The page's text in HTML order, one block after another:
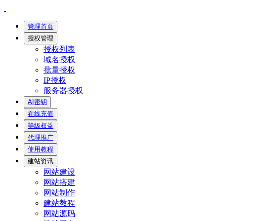
管理首页
授权管理
授权列表
域名授权
批量授权
IP授权
服务器授权
AI密钥
在线充值
等级权益
代理推广
使用教程
建站资讯
网站建设
网站搭建
网站制作
建站教程
网站源码